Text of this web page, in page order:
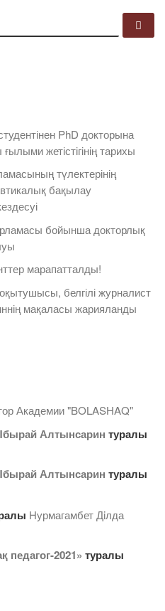
PhD докторына
жетістігінің тарихы
түлектерінің
бақылау
бойынша докторлық
марапатталды!
белгілі журналист
мақаласы жарияланды
Академии "BOLASHAQ"
Алтынсарин туралы
Алтынсарин туралы
Нурмагамбет Дiлда
2021» туралы